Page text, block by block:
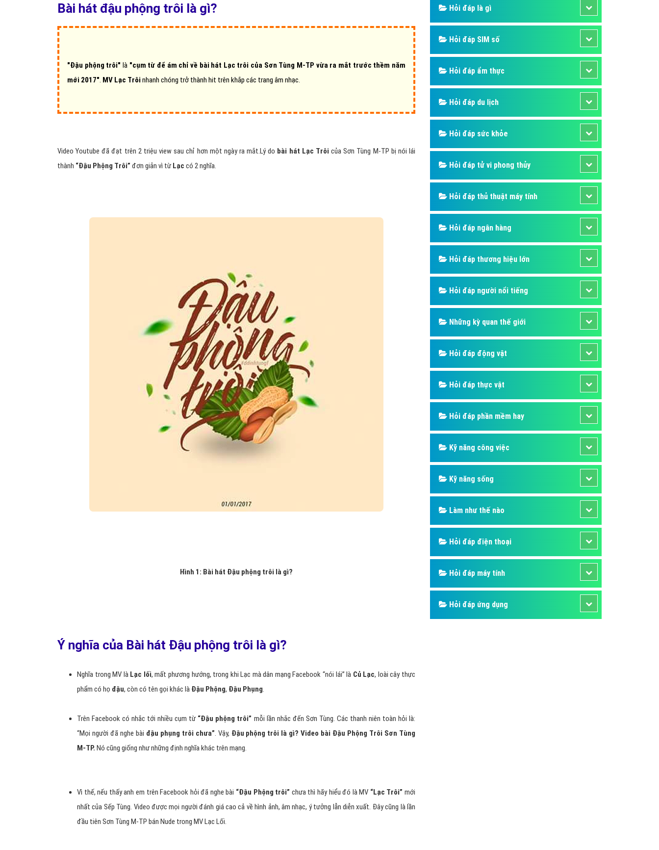
Hỏi đáp quảng cáo TVC
Hỏi đáp quảng cáo mobile
Hỏi đáp quảng cáo Online
Hỏi đáp quảng cáo Skype
Hỏi đáp Domain & Hosting
Dịch vụ quảng cáo Youtube
Dịch vụ quảng cáo Tiktok
Dịch vụ quảng cáo Zalo
Hỏi đáp quảng cáo Youtube
Quảng cáo Cốc Cốc hiệu quả
Nghĩa là gì
Phần mềm ứng dụng hay
Bài hát đậu phộng trôi là gì?
"Đậu phộng trôi" là "cụm từ để ám chỉ về bài hát Lạc trôi của Sơn Tùng M-TP vừa ra mắt trước thềm năm
mới 2017". MV Lạc Trôinhanh chóng trở thành hit trên khắp các trang âm nhạc.
Video Youtube đã đạt trên 2 triệu view sau chỉ hơn một ngày ra mắt.Lý do bài hát Lạc Trôicủa Sơn Tùng M-TP bị nói lái
thành “Đậu Phộng Trôi” đơn giản vì từ Lạc có 2 nghĩa.
Hình 1: Bài hát Đậu phộng trôi là gì?
Ý nghĩa của Bài hát Đậu phộng trôi là gì?
Nghĩa trong MV là Lạc lối, mất phương hướng, trong khi Lạc mà dân mạng Facebook “nói lái” là Củ Lạc, loài cây thực
phẩm có họ đậu, còn có tên gọi khác là Đậu Phộng, Đậu Phụng.
Trên Facebook có nhắc tới nhiều cụm từ “Đậu phộng trôi” mỗi lần nhắc đến Sơn Tùng. Các thanh niên toàn hỏi là:
“Mọi người đã nghe bài đậu phụng trôi chưa”. Vậy, Đậu phộng trôi là gì? Video bài Đậu Phộng Trôi Sơn Tùng
M-TP. Nó cũng giống như những định nghĩa khác trên mạng.
Vì thế, nếu thấy anh em trên Facebook hỏi đã nghe bài “Đậu Phộng trôi” chưa thì hãy hiểu đó là MV “Lạc Trôi” mới
nhất của Sếp Tùng. Video được mọi người đánh giá cao cả về hình ảnh, âm nhạc, ý tưởng lẫn diễn xuất. Đây cũng là lần
đầu tiên Sơn Tùng M-TP bán Nude trong MV Lạc Lối.
Hỏi đáp là gì
Hỏi đáp SIM số
Hỏi đáp ẩm thực
Hỏi đáp du lịch
Hỏi đáp sức khỏe
Hỏi đáp tử vi phong thủy
Hỏi đáp thủ thuật máy tính
Hỏi đáp ngân hàng
Hỏi đáp thương hiệu lớn
Hỏi đáp người nổi tiếng
Những kỳ quan thế giới
Hỏi đáp động vật
Hỏi đáp thực vật
Hỏi đáp phần mềm hay
Kỹ năng công việc
Kỹ năng sống
Làm như thế nào
Hỏi đáp điện thoại
Hỏi đáp máy tính
Hỏi đáp ứng dụng